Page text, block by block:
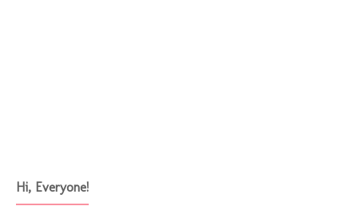
Hi, Everyone!